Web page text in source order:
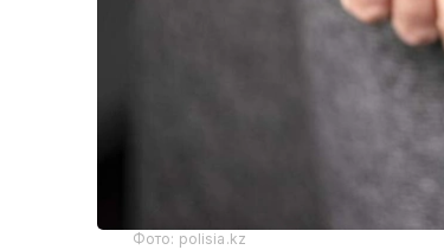
Фото: polisia.kz